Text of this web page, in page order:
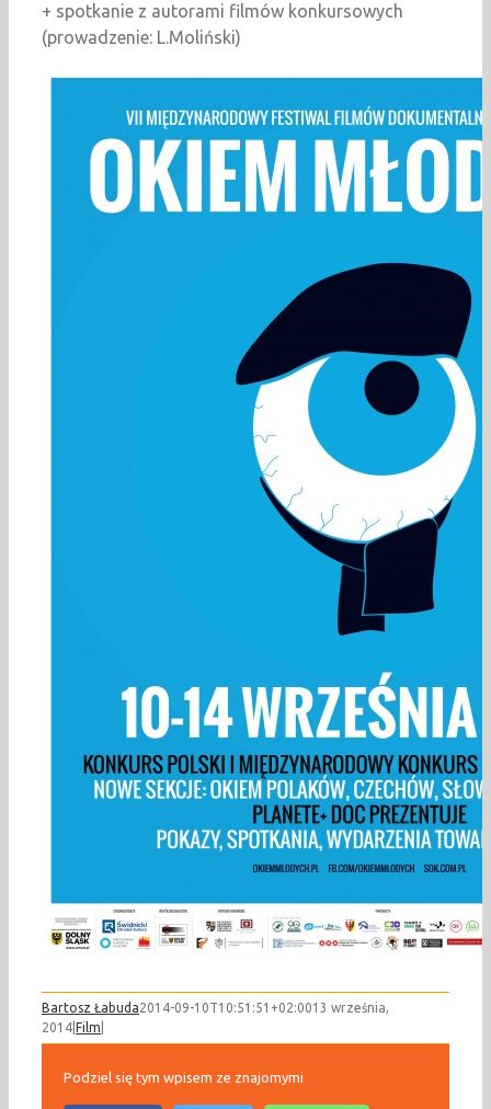
+ spotkanie z autorami filmów konkursowych
(prowadzenie: L.Moliński)
Bartosz Łabuda2014-09-10T10:51:51+02:0013 września,
2014 Film
Podziel się tym wpisem ze znajomymi